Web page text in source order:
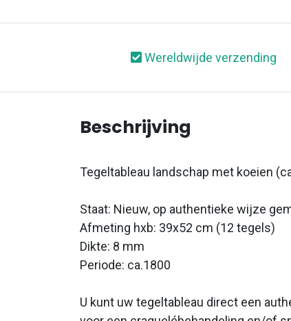
Wereldwijde verzending
Beschrijving
Tegeltableau landschap met koeien
Staat: Nieuw, op authentieke wijze
Afmeting hxb: 39x52 cm (12 tegels)
Dikte: 8 mm
Periode: ca.1800
U kunt uw tegeltableau direct een